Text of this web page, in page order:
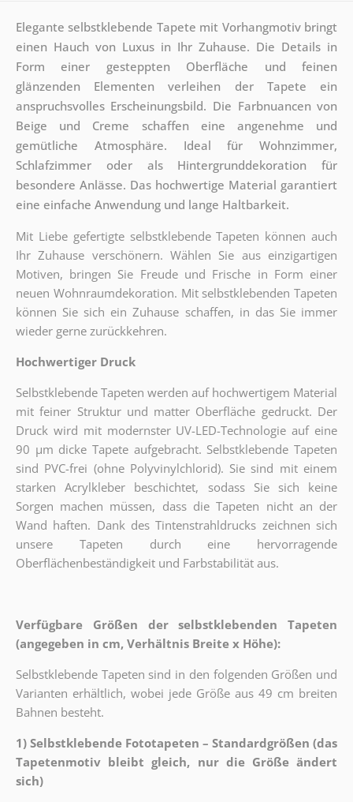
Elegante selbstklebende Tapete mit Vorhangmotiv bringt
einen Hauch von Luxus in Ihr Zuhause. Die Details in
Form einer gesteppten Oberfläche und feinen
glänzenden Elementen verleihen der Tapete ein
anspruchsvolles Erscheinungsbild. Die Farbnuancen von
Beige und Creme schaffen eine angenehme und
gemütliche Atmosphäre. Ideal für Wohnzimmer,
Schlafzimmer oder als Hintergrunddekoration für
besondere Anlässe. Das hochwertige Material garantiert
eine einfache Anwendung und lange Haltbarkeit.
Mit Liebe gefertigte selbstklebende Tapeten können auch
Ihr Zuhause verschönern. Wählen Sie aus einzigartigen
Motiven, bringen Sie Freude und Frische in Form einer
neuen Wohnraumdekoration. Mit selbstklebenden Tapeten
können Sie sich ein Zuhause schaffen, in das Sie immer
wieder gerne zurückkehren.
Hochwertiger Druck
Selbstklebende Tapeten werden auf hochwertigem Material
mit feiner Struktur und matter Oberfläche gedruckt. Der
Druck wird mit modernster UV-LED-Technologie auf eine
90 µm dicke Tapete aufgebracht. Selbstklebende Tapeten
sind PVC-frei (ohne Polyvinylchlorid). Sie sind mit einem
starken Acrylkleber beschichtet, sodass Sie sich keine
Sorgen machen müssen, dass die Tapeten nicht an der
Wand haften. Dank des Tintenstrahldrucks zeichnen sich
unsere Tapeten durch eine hervorragende
Oberflächenbeständigkeit und Farbstabilität aus.
Verfügbare Größen der selbstklebenden Tapeten
(angegeben in cm, Verhältnis Breite x Höhe):
Selbstklebende Tapeten sind in den folgenden Größen und
Varianten erhältlich, wobei jede Größe aus 49 cm breiten
Bahnen besteht.
1) Selbstklebende Fototapeten – Standardgrößen (das
Tapetenmotiv bleibt gleich, nur die Größe ändert
sich)